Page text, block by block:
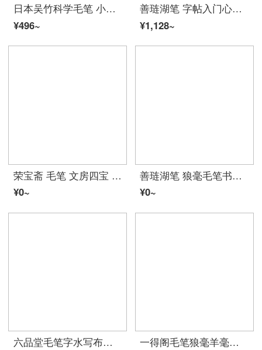
日本吴竹科学毛笔 小楷秀丽笔 软笔书法抄经练字笔便携钢笔式自来墨水毛笔 直液式 墨笔+墨胆
¥496~
善琏湖笔 字帖入门心经抄经本小学生清水练字速干布水写布兼毫毛笔スーツ精品描红水写布练习毛笔笔搁 ハイエンド水写布スーツ
¥1,128~
荣宝斋 毛笔 文房四宝 嵌铜丝手工艺古朴典雅中式文房四宝毛笔书法国画狼毫羊毫毛笔搁礼盒 紫光檀毛笔スーツ
¥0~
善琏湖笔 狼毫毛笔书法长锋书法毛笔スーツ文房四宝千金牌长峰行书草书画笔中楷大字笔练习软笔 长锋纯狼毫大 出锋：4cm
¥0~
六品堂毛笔字水写布スーツ书法练字纸仿宣纸厚く速干布水洗布空白练毛笔字アーティファクト文房四宝初学者专用
一得阁毛笔狼毫羊毫兼毫妙笔初学者学生练字批发书法国画笔软笔楷书文房四宝笔墨纸砚 狼羊兼妙笔 3支 初学者毛笔